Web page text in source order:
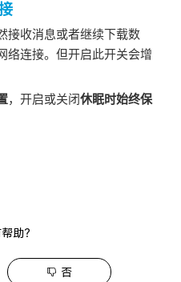
接收消息或者继续下载数
络连接。但开启此开关会增
，开启或关闭休眠时始终保
助？
否